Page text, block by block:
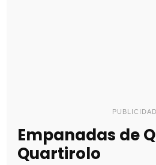
PUBLICIDAD
Empanadas de
Quartirolo